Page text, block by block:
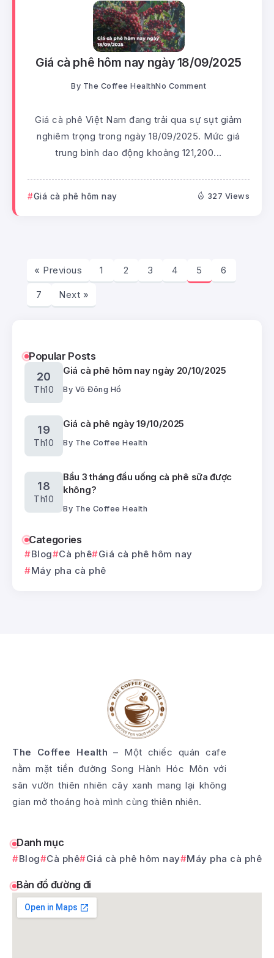
Giá cà phê hôm nay ngày 18/09/2025
By The Coffee HealthNo Comment
Giá cà phê Việt Nam đang trải qua sự sụt giảm
nghiêm trọng trong ngày 18/09/2025. Mức giá
trung bình dao động khoảng 121,200...
Giá cà phê hôm nay 327 Views
« Previous 1 2 3 4 5 6
7 Next »
Popular Posts
20
Th10
Giá cà phê hôm nay ngày 20/10/2025
By Võ Đông Hồ
19
Th10
Giá cà phê ngày 19/10/2025
By The Coffee Health
18
Th10
Bầu 3 tháng đầu uống cà phê sữa được
không?
By The Coffee Health
Categories
Blog Cà phê
Giá cà phê hôm nay
Máy pha cà phê
The Coffee Health – Một chiếc quán cafe
nằm mặt tiền đường Song Hành Hóc Môn với
sân vườn thiên nhiên cây xanh mang lại không
gian mở thoáng hoà mình cùng thiên nhiên.
Danh mục
Blog Cà phê Giá cà phê hôm nay Máy pha cà phê
Bản đồ đường đi